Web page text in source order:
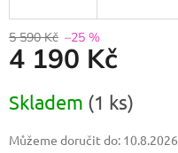
5 590 Kč –25 %
4 190 Kč
cena:
Skladem (1 ks)
Můžeme doručit do: 10.8.2026